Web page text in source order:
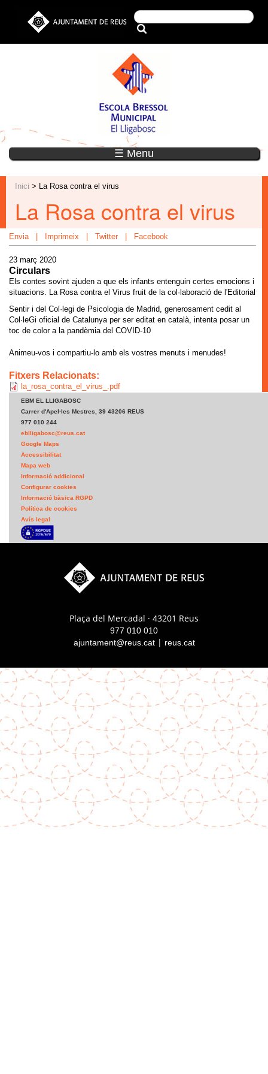
☰ Menu
Inici > La Rosa contra el virus
La Rosa contra el virus
Envia | Imprimeix | Twitter | Facebook
23 març 2020
Circulars
Els contes sovint ajuden a que els infants entenguin certes emocions i
situacions. La Rosa contra el Virus fruit de la col·laboració de l'Editorial
Sentir i del Col·legi de Psicologia de Madrid, generosament cedit al
Col·leGi oficial de Catalunya per ser editat en català, intenta posar un
toc de color a la pandèmia del COVID-10
Animeu-vos i compartiu-lo amb els vostres menuts i menudes!
Fitxers Relacionats:
la_rosa_contra_el_virus_.pdf
EBM EL LLIGABOSC
Carrer d'Apel·les Mestres, 39 43206 REUS
977 010 244
eblligabosc@reus.cat
Google Maps
Accessibilitat
Mapa web
Informació addicional
Configurar cookies
Informació bàsica RGPD
Política de cookies
Avís legal
Plaça del Mercadal · 43201 Reus
977 010 010
ajuntament@reus.cat| reus.cat